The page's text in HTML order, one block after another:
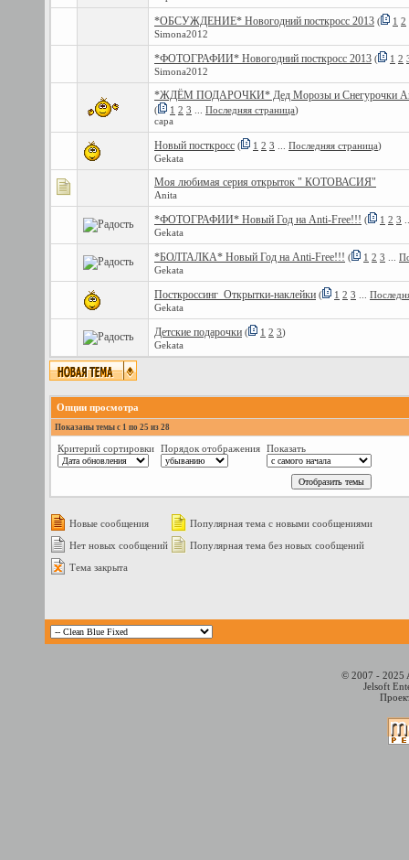
*ОБСУЖДЕНИЕ* Новогодний посткросс 2013 ( 1 2
Simona2012
*ФОТОГРАФИИ* Новогодний посткросс 2013 ( 1 2
Simona2012
*ЖДЁМ ПОДАРОЧКИ* Дед Морозы и Снегурочки
( 1 2 3 Последняя страница)
capa
Новый посткросс ( 1 2 3 Последняя страница)
Gekata
Моя любимая серия открыток " КОТОВАСИЯ"
Anita
*ФОТОГРАФИИ* Новый Год на Anti-Free!!! ( 1 2 3
Gekata
*БОЛТАЛКА* Новый Год на Anti-Free!!! ( 1 2 3
Gekata
Посткроссинг_Открытки-наклейки ( 1 2 3
Gekata
Детские подарочки ( 1 2 3)
Gekata
Опции просмотра
Показаны темы с 1 по 25 из 28
Критерий сортировки Порядок отображения Показать
Новые сообщения
Популярная тема с новыми сообщениями
Нет новых сообщений
Популярная тема без новых сообщений
Тема закрыта
© 2007 - 2025
Jelsoft